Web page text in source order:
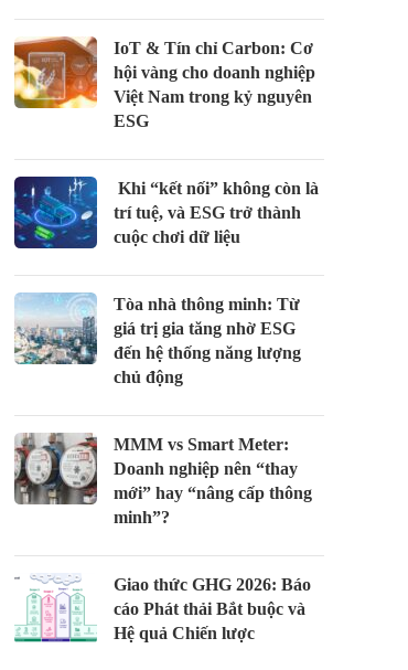
IoT & Tín chỉ Carbon: Cơ
hội vàng cho doanh nghiệp
Việt Nam trong kỷ nguyên
ESG
Khi “kết nối” không còn là
trí tuệ, và ESG trở thành
cuộc chơi dữ liệu
Tòa nhà thông minh: Từ
giá trị gia tăng nhờ ESG
đến hệ thống năng lượng
chủ động
MMM vs Smart Meter:
Doanh nghiệp nên “thay
mới” hay “nâng cấp thông
minh”?
Giao thức GHG 2026: Báo
cáo Phát thải Bắt buộc và
Hệ quả Chiến lược